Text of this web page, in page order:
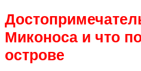
Миконоса и что
острове